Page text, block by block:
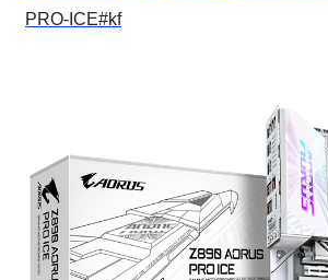
PRO-ICE#kf